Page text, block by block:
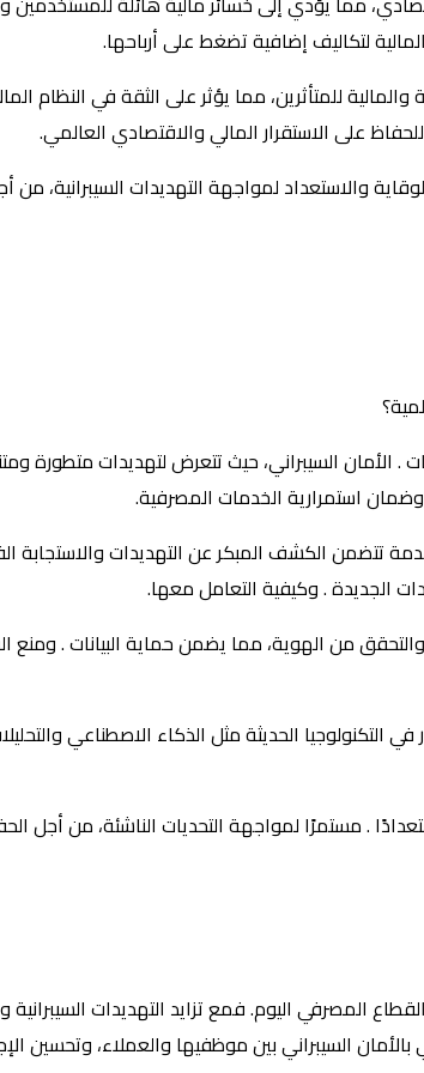
لتكاليف إضافية تضغط على أرباحها.
للمتأثرين، مما يؤثر على الثقة في النظام
على الاستقرار المالي والاقتصادي العالمي.
والاستعداد لمواجهة التهديدات السيبرانية،
الأمان السيبراني، حيث تتعرض لتهديدات متطورة
استمرارية الخدمات المصرفية.
تتضمن الكشف المبكر عن التهديدات والاستجابة
الجديدة . وكيفية التعامل معها.
من الهوية، مما يضمن حماية البيانات .
في التكنولوجيا الحديثة مثل الذكاء الاصطناعي
. مستمرًا لمواجهة التحديات الناشئة، من أجل
المصرفي اليوم. فمع تزايد التهديدات
السيبراني بين موظفيها والعملاء، وتحسين